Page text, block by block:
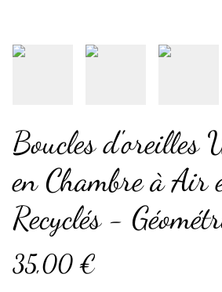
Boucles d'oreilles
en Chambre à Air
Recyclés -
35,00 €